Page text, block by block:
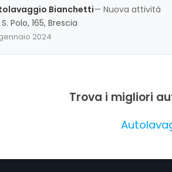
di livello.
Bianchetti— Nuova attività
Polo, 165, Brescia
2024
Trova i migliori